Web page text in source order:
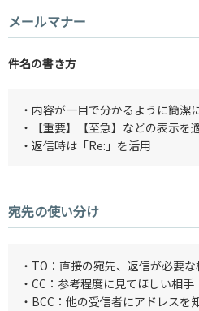
メールマナー
件名の書き方
・内容が一目で分かるように簡潔
・【重要】【至急】などの表示を
・返信時は「Re:」を活用
宛先の使い分け
・TO：直接の宛先、返信が必要
・CC：参考程度に見てほしい相手
・BCC：他の受信者にアドレスを